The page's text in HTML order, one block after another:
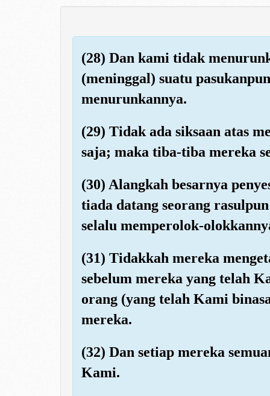
(28) Dan kami tidak
(meninggal) suatu
menurunkannya.
(29) Tidak ada siksaan atas
saja; maka tiba-tiba mereka
(30) Alangkah besarnya
tiada datang seorang
selalu memperolok-
(31) Tidakkah mereka
sebelum mereka yang telah
orang (yang telah Kami
mereka.
(32) Dan setiap mereka
Kami.